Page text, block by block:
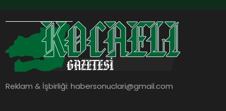
Reklam & İşbirliği:habersonuclari@gmail.com